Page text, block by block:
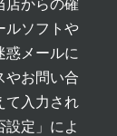
店からの確
ルソフトや
惑メールに
やお問い合
て入力され
設定」によ